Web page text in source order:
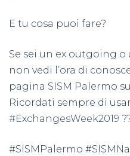
E tu cosa puoi fare?
Se sei un ex outgoing
non vedi l’ora di
pagina SISM Palermo
Ricordati sempre di
#ExchangesWeek2019
#SISMPalermo